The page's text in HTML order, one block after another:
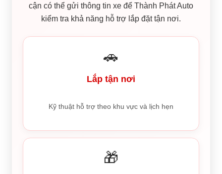
cận có thể gửi thông tin xe để Thành Phát Auto
kiểm tra khả năng hỗ trợ lắp đặt tận nơi.
🚗
Lắp tận nơi
Kỹ thuật hỗ trợ theo khu vực và lịch hẹn
🎁